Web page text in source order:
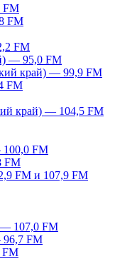
FM
FM
FM
— 95,0 FM
край) — 99,9 FM
FM
край) — 104,5 FM
100,0 FM
FM
FM и 107,9 FM
— 107,0 FM
96,7 FM
FM